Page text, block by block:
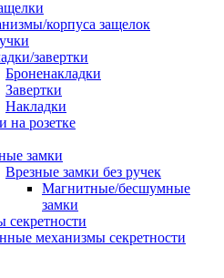
корпуса защелок
завертки
Броненакладки
Завертки
Накладки
на розетке
замки
Врезные замки без ручек
Магнитные/бесшумные
замки
механизмы секретности